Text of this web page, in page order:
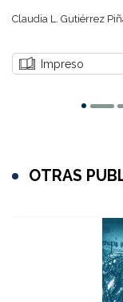
Claudia L. Gutiérrez
Impreso
OTRAS